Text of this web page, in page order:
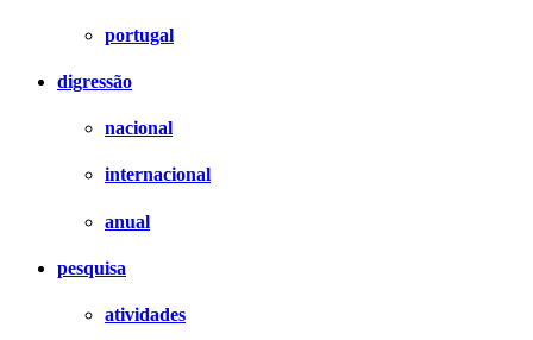
portugal
digressão
nacional
internacional
anual
pesquisa
atividades